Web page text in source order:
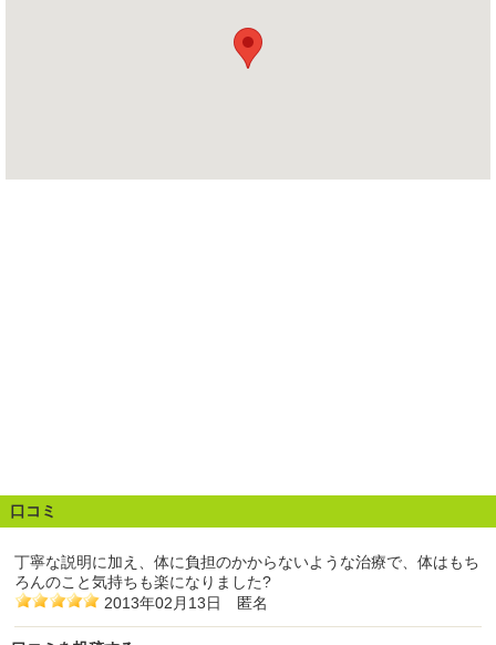
口コミ
丁寧な説明に加え、体に負担のかからないような治療で、体はもち
ろんのこと気持ちも楽になりました?
2013年02月13日 匿名